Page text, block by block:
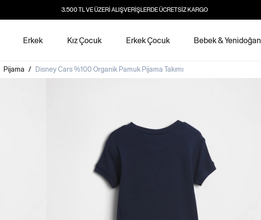
3.500 TL VE ÜZERİ ALIŞVERİŞLERDE ÜCRETSİZ KARGO
Erkek Kız Çocuk Erkek Çocuk Bebek & Yenidoğan
Pijama / Disney Cars %100 Organik Pamuk Pijama Takımı